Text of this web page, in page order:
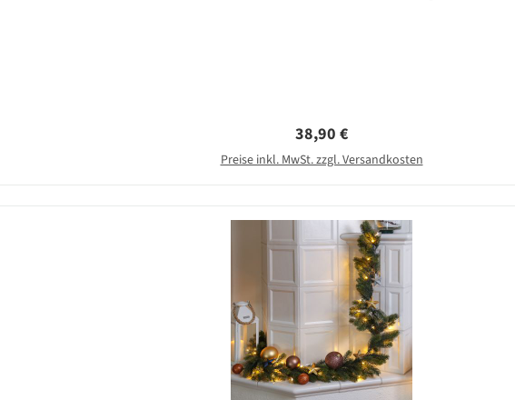
Regulärer Preis:
38,90 €
Preise inkl. MwSt. zzgl. Versandkosten